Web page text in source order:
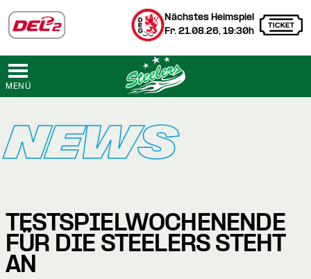
Nächstes Heimspiel
Fr. 21.08.26, 19:30h
MENÜ
NEWS
TESTSPIELWOCHENENDE
FÜR DIE STEELERS STEHT
AN